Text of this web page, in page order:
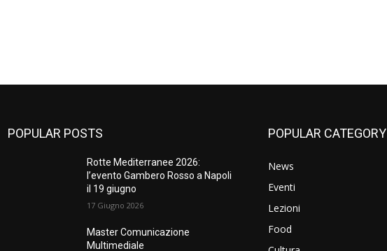
POPULAR POSTS
Rotte Mediterranee 2026:
l’evento Gambero Rosso a Napoli
il 19 giugno
17 Giugno 2026
Master Comunicazione
Multimediale
POPULAR CATEGORY
News
Eventi
Lezioni
Food